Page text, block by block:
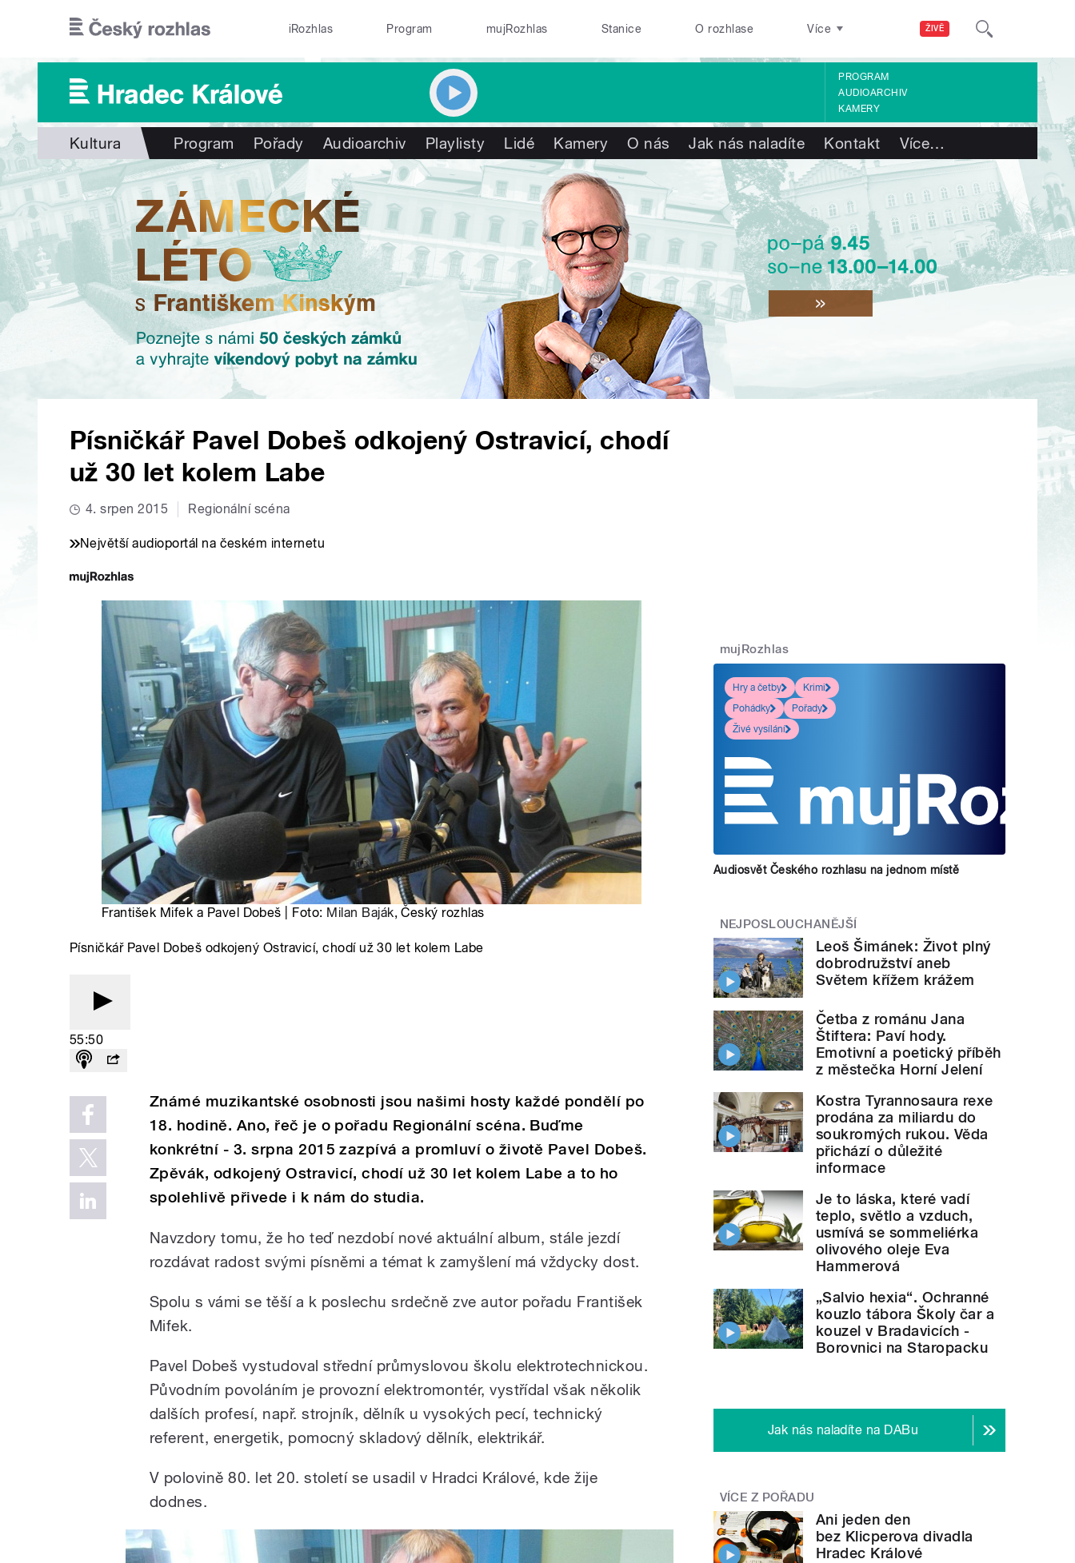
ŽIVĚ
iRozhlas Program mujRozhlas Stanice O rozhlase Více
PROGRAM
AUDIOARCHIV
KAMERY
Kultura Program Pořady Audioarchiv Playlisty Lidé Kamery O nás Jak nás naladíte Kontakt Více…
Písničkář Pavel Dobeš odkojený Ostravicí, chodí
už 30 let kolem Labe
4. srpen 2015 Regionální scéna
Největší audioportál na českém internetu
František Mifek a Pavel Dobeš | Foto: Milan Baják, Český rozhlas
Písničkář Pavel Dobeš odkojený Ostravicí, chodí už 30 let kolem Labe
55:50
Známé muzikantské osobnosti jsou našimi hosty každé pondělí po
18. hodině. Ano, řeč je o pořadu Regionální scéna. Buďme
konkrétní - 3. srpna 2015 zazpívá a promluví o životě Pavel Dobeš.
Zpěvák, odkojený Ostravicí, chodí už 30 let kolem Labe a to ho
spolehlivě přivede i k nám do studia.
Navzdory tomu, že ho teď nezdobí nové aktuální album, stále jezdí
rozdávat radost svými písněmi a témat k zamyšlení má vždycky dost.
Spolu s vámi se těší a k poslechu srdečně zve autor pořadu František
Mifek.
Pavel Dobeš vystudoval střední průmyslovou školu elektrotechnickou.
Původním povoláním je provozní elektromontér, vystřídal však několik
dalších profesí, např. strojník, dělník u vysokých pecí, technický
referent, energetik, pomocný skladový dělník, elektrikář.
V polovině 80. let 20. století se usadil v Hradci Králové, kde žije
dodnes.
mujRozhlas
Hry a četby
Krimi
Pohádky
Pořady
Živé vysílání
Audiosvět Českého rozhlasu na jednom místě
NEJPOSLOUCHANĚJŠÍ
Leoš Šimánek: Život plný
dobrodružství aneb
Světem křížem krážem
Četba z románu Jana
Štiftera: Paví hody.
Emotivní a poetický příběh
z městečka Horní Jelení
Kostra Tyrannosaura rexe
prodána za miliardu do
soukromých rukou. Věda
přichází o důležité
informace
Je to láska, které vadí
teplo, světlo a vzduch,
usmívá se sommeliérka
olivového oleje Eva
Hammerová
„Salvio hexia“. Ochranné
kouzlo tábora Školy čar a
kouzel v Bradavicích -
Borovnici na Staropacku
Jak nás naladíte na DABu
VÍCE Z POŘADU
Ani jeden den
bez Klicperova divadla
Hradec Králové